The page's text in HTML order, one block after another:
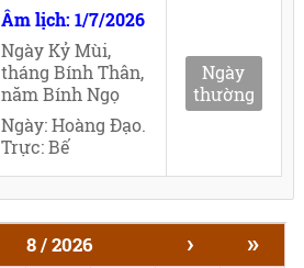
Âm lịch: 1/7/2026
Ngày Kỷ Mùi,
tháng Bính Thân,
năm Bính Ngọ
Ngày: Hoàng Đạo.
Trực: Bế
Ngày
thường
8 / 2026 › »